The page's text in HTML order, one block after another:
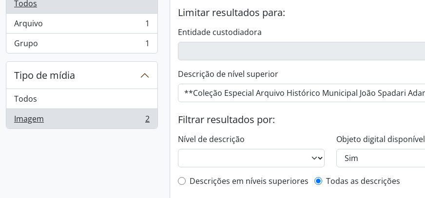
Todos
Arquivo
, 1 resultados
1
Grupo
, 1 resultados 1
Tipo de mídia
Todos
Imagem
, 2 resultados 2
Limitar resultados para:
Entidade custodiadora
Descrição de nível superior
Filtrar resultados por:
Nível de descrição Objeto digital disponível
Filtro de descrição de nível superior
Descrições em níveis superiores Todas as descrições